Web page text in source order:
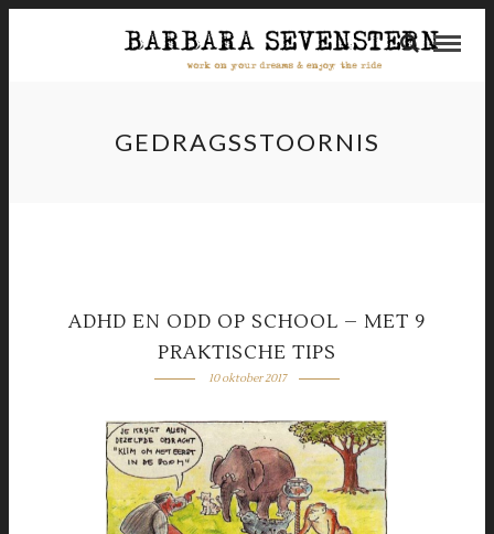
GEDRAGSSTOORNIS
ADHD EN ODD OP SCHOOL – MET 9
PRAKTISCHE TIPS
10 oktober 2017